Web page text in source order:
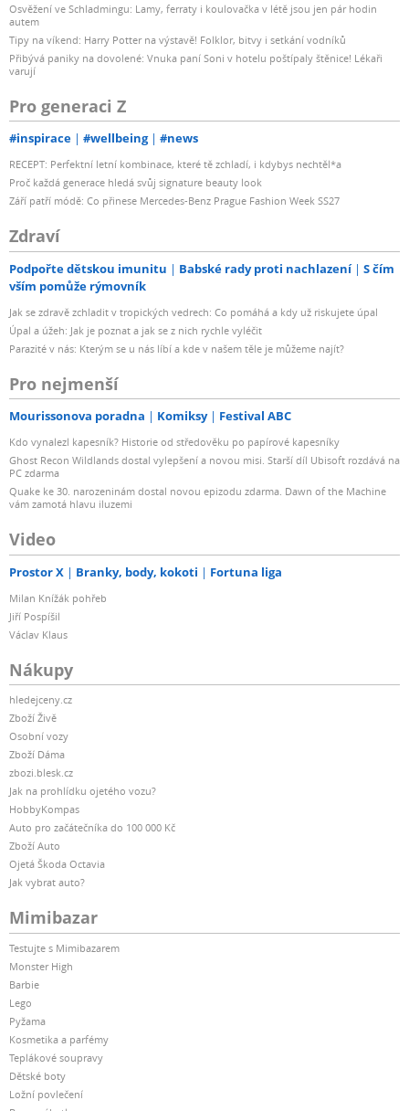
Osvěžení ve Schladmingu: Lamy, ferraty i koulovačka v létě jsou jen pár hodin
autem
Tipy na víkend: Harry Potter na výstavě! Folklor, bitvy i setkání vodníků
Přibývá paniky na dovolené: Vnuka paní Soni v hotelu poštípaly štěnice! Lékaři
varují
Pro generaci Z
#inspirace #wellbeing #news
RECEPT: Perfektní letní kombinace, které tě zchladí, i kdybys nechtěl*a
Proč každá generace hledá svůj signature beauty look
Září patří módě: Co přinese Mercedes-Benz Prague Fashion Week SS27
Zdraví
Podpořte dětskou imunitu Babské rady proti nachlazení
S čím
vším pomůže rýmovník
Jak se zdravě zchladit v tropických vedrech: Co pomáhá a kdy už riskujete úpal
Úpal a úžeh: Jak je poznat a jak se z nich rychle vyléčit
Parazité v nás: Kterým se u nás líbí a kde v našem těle je můžeme najít?
Pro nejmenší
Mourissonova poradna Komiksy Festival ABC
Kdo vynalezl kapesník? Historie od středověku po papírové kapesníky
Ghost Recon Wildlands dostal vylepšení a novou misi. Starší díl Ubisoft rozdává na
PC zdarma
Quake ke 30. narozeninám dostal novou epizodu zdarma. Dawn of the Machine
vám zamotá hlavu iluzemi
Video
Prostor X Branky, body, kokoti Fortuna liga
Milan Knížák pohřeb
Jiří Pospíšil
Václav Klaus
Nákupy
hledejceny.cz
Zboží Živě
Osobní vozy
Zboží Dáma
zbozi.blesk.cz
Jak na prohlídku ojetého vozu?
HobbyKompas
Auto pro začátečníka do 100 000 Kč
Zboží Auto
Ojetá Škoda Octavia
Jak vybrat auto?
Mimibazar
Testujte s Mimibazarem
Monster High
Barbie
Lego
Pyžama
Kosmetika a parfémy
Teplákové soupravy
Dětské boty
Ložní povlečení